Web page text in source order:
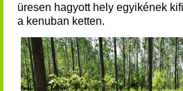
üresen hagyott hely egyikének
a kenuban ketten.